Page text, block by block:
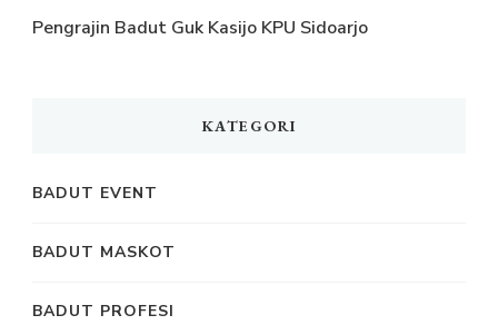
Pengrajin Badut Guk Kasijo KPU Sidoarjo
KATEGORI
BADUT EVENT
BADUT MASKOT
BADUT PROFESI